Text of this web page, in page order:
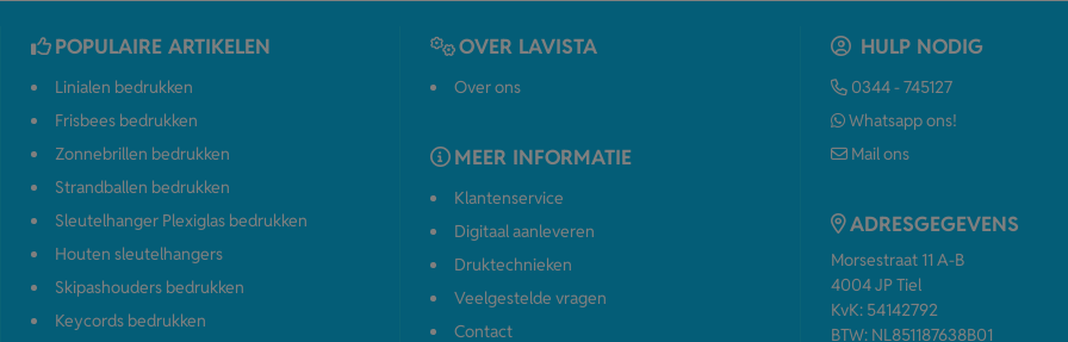
POPULAIRE ARTIKELEN
Linialen bedrukken
Frisbees bedrukken
Zonnebrillen bedrukken
Strandballen bedrukken
Sleutelhanger Plexiglas bedrukken
Houten sleutelhangers
Skipashouders bedrukken
Keycords bedrukken
OVER LAVISTA
Over ons
MEER INFORMATIE
Klantenservice
Digitaal aanleveren
Druktechnieken
Veelgestelde vragen
Contact
HULP NODIG
0344 - 745127
Whatsapp ons!
Mail ons
ADRESGEGEVENS
Morsestraat 11 A-B
4004 JP Tiel
KvK: 54142792
BTW: NL851187638B01